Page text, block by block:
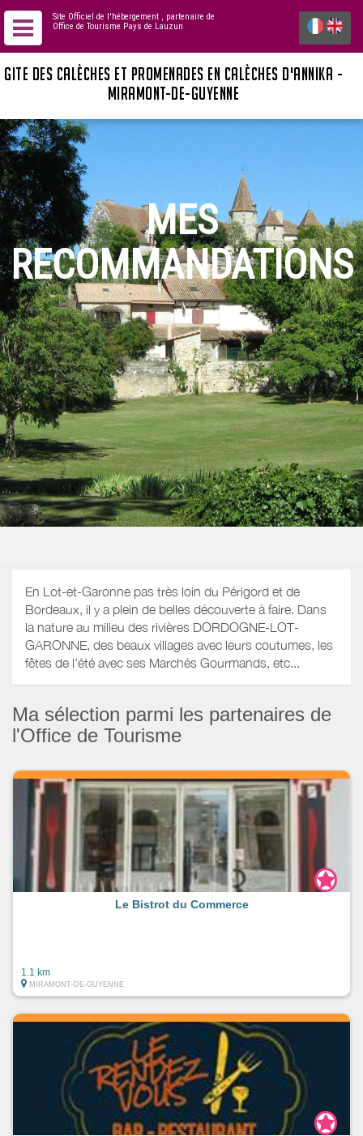
Site Officiel de l'hébergement , partenaire de
Office de Tourisme Pays de Lauzun
GITE DES CALÈCHES ET PROMENADES EN CALÈCHES D'ANNIKA -
MIRAMONT-DE-GUYENNE
MES
RECOMMANDATIONS
En Lot-et-Garonne pas très loin du Périgord et de
Bordeaux, il y a plein de belles découverte à faire. Dans
la nature au milieu des rivières DORDOGNE-LOT-
GARONNE, des beaux villages avec leurs coutumes, les
fêtes de l'été avec ses Marchés Gourmands, etc...
Ma sélection parmi les partenaires de
l'Office de Tourisme
Le Bistrot du Commerce
1.1 km
MIRAMONT-DE-GUYENNE